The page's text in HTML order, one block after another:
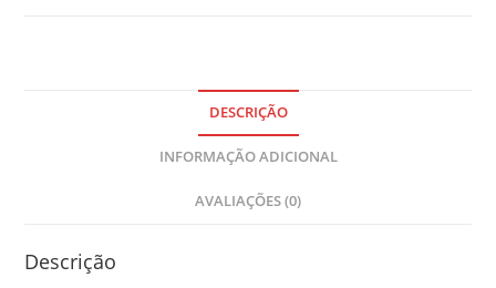
R
$
DESCRIÇÃO
INFORMAÇÃO ADICIONAL
AVALIAÇÕES (0)
Descrição